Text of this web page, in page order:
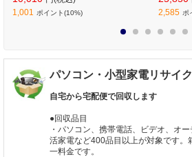
1,001 ポイント(10%)
2,585 ポ
パソコン・小型家電リサイ
自宅から宅配便で回収します
●回収品目
・パソコン、携帯電話、ビデオ、オ
活家電など400品目以上が対象です。
一料金です。